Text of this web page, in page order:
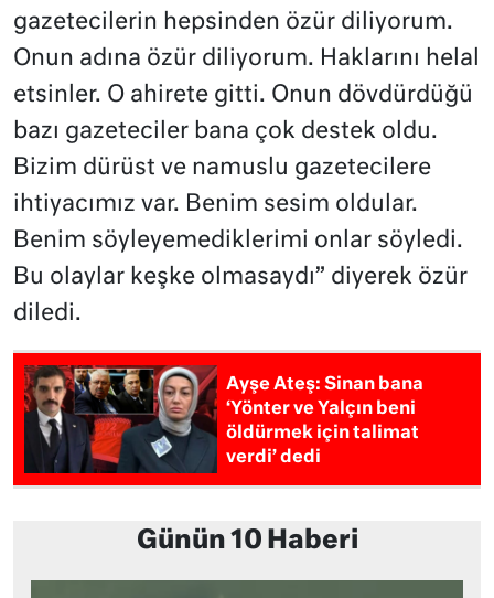
gazetecilerin hepsinden özür diliyorum.
Onun adına özür diliyorum. Haklarını helal
etsinler. O ahirete gitti. Onun dövdürdüğü
bazı gazeteciler bana çok destek oldu.
Bizim dürüst ve namuslu gazetecilere
ihtiyacımız var. Benim sesim oldular.
Benim söyleyemediklerimi onlar söyledi.
Bu olaylar keşke olmasaydı” diyerek özür
diledi.
Ayşe Ateş: Sinan bana
‘Yönter ve Yalçın beni
öldürmek için talimat
verdi’ dedi
Günün 10 Haberi